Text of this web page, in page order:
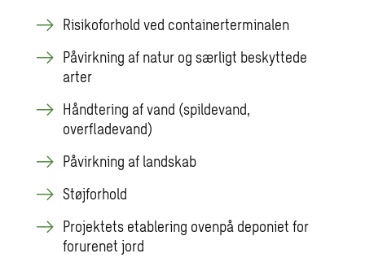
Risikoforhold ved containerterminalen
Påvirkning af natur og særligt beskyttede
arter
Håndtering af vand (spildevand,
overfladevand)
Påvirkning af landskab
Støjforhold
Projektets etablering ovenpå deponiet for
forurenet jord